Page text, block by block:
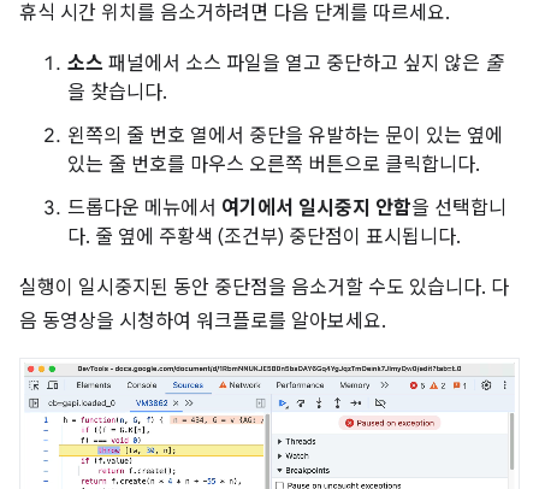
휴식 시간 위치를 음소거하려면 다음 단계를 따르세요.
소스 패널에서 소스 파일을 열고 중단하고 싶지 않은 줄
을 찾습니다.
왼쪽의 줄 번호 열에서 중단을 유발하는 문이 있는 옆에
있는 줄 번호를 마우스 오른쪽 버튼으로 클릭합니다.
드롭다운 메뉴에서 여기에서 일시중지 안함을 선택합니
다. 줄 옆에 주황색 (조건부) 중단점이 표시됩니다.
실행이 일시중지된 동안 중단점을 음소거할 수도 있습니다. 다
음 동영상을 시청하여 워크플로를 알아보세요.